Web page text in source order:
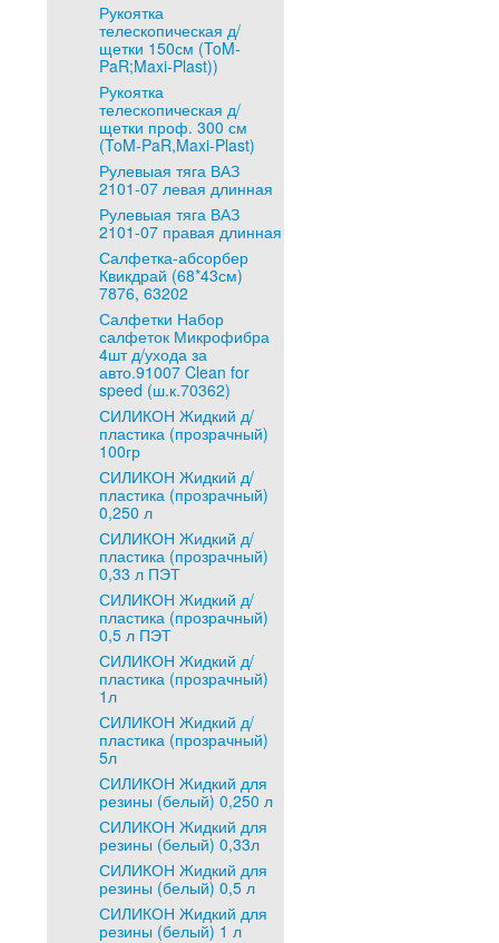
Рукоятка
телескопическая д/
щетки 150см (ToM-
PaR;Maxi-Plast))
Рукоятка
телескопическая д/
щетки проф. 300 см
(ToM-PaR,Maxi-Plast)
Рулевыая тяга ВАЗ
2101-07 левая длинная
Рулевыая тяга ВАЗ
2101-07 правая длинная
Салфетка-абсорбер
Квикдрай (68*43см)
7876, 63202
Салфетки Набор
салфеток Микрофибра
4шт д/ухода за
авто.91007 Clean for
speed (ш.к.70362)
СИЛИКОН Жидкий д/
пластика (прозрачный)
100гр
СИЛИКОН Жидкий д/
пластика (прозрачный)
0,250 л
СИЛИКОН Жидкий д/
пластика (прозрачный)
0,33 л ПЭТ
СИЛИКОН Жидкий д/
пластика (прозрачный)
0,5 л ПЭТ
СИЛИКОН Жидкий д/
пластика (прозрачный)
1л
СИЛИКОН Жидкий д/
пластика (прозрачный)
5л
СИЛИКОН Жидкий для
резины (белый) 0,250 л
СИЛИКОН Жидкий для
резины (белый) 0,33л
СИЛИКОН Жидкий для
резины (белый) 0,5 л
СИЛИКОН Жидкий для
резины (белый) 1 л